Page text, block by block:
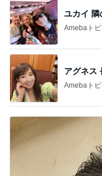
ユカイ 隣
Amebaト
アグネス
Amebaト